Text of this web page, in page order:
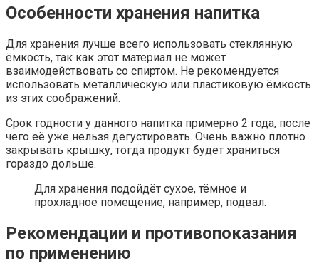
Особенности хранения напитка
Для хранения лучше всего использовать стеклянную
ёмкость, так как этот материал не может
взаимодействовать со спиртом. Не рекомендуется
использовать металлическую или пластиковую ёмкость
из этих соображений.
Срок годности у данного напитка примерно 2 года, после
чего её уже нельзя дегустировать. Очень важно плотно
закрывать крышку, тогда продукт будет храниться
гораздо дольше.
Для хранения подойдёт сухое, тёмное и
прохладное помещение, например, подвал.
Рекомендации и противопоказания
по применению